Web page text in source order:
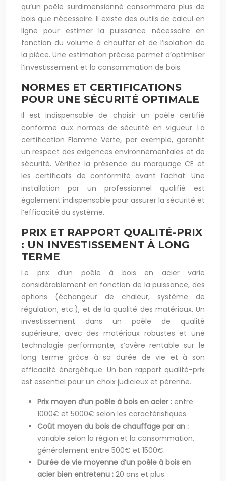
qu’un poêle surdimensionné consommera plus de
bois que nécessaire. Il existe des outils de calcul en
ligne pour estimer la puissance nécessaire en
fonction du volume à chauffer et de l’isolation de
la pièce. Une estimation précise permet d’optimiser
l’investissement et la consommation de bois.
NORMES ET CERTIFICATIONS
POUR UNE SÉCURITÉ OPTIMALE
Il est indispensable de choisir un poêle certifié
conforme aux normes de sécurité en vigueur. La
certification Flamme Verte, par exemple, garantit
un respect des exigences environnementales et de
sécurité. Vérifiez la présence du marquage CE et
les certificats de conformité avant l’achat. Une
installation par un professionnel qualifié est
également indispensable pour assurer la sécurité et
l’efficacité du système.
PRIX ET RAPPORT QUALITÉ-PRIX
: UN INVESTISSEMENT À LONG
TERME
Le prix d’un poêle à bois en acier varie
considérablement en fonction de la puissance, des
options (échangeur de chaleur, système de
régulation, etc.), et de la qualité des matériaux. Un
investissement dans un poêle de qualité
supérieure, avec des matériaux robustes et une
technologie performante, s’avère rentable sur le
long terme grâce à sa durée de vie et à son
efficacité énergétique. Un bon rapport qualité-prix
est essentiel pour un choix judicieux et pérenne.
Prix moyen d’un poêle à bois en acier : entre
1000€ et 5000€ selon les caractéristiques.
Coût moyen du bois de chauffage par an :
variable selon la région et la consommation,
généralement entre 500€ et 1500€.
Durée de vie moyenne d’un poêle à bois en
acier bien entretenu : 20 ans et plus.